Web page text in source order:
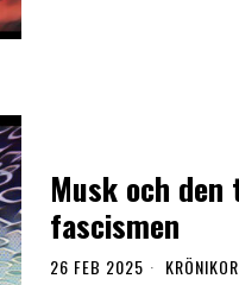
Musk och
fascismen
26 FEB 2025 KRÖNIKOR